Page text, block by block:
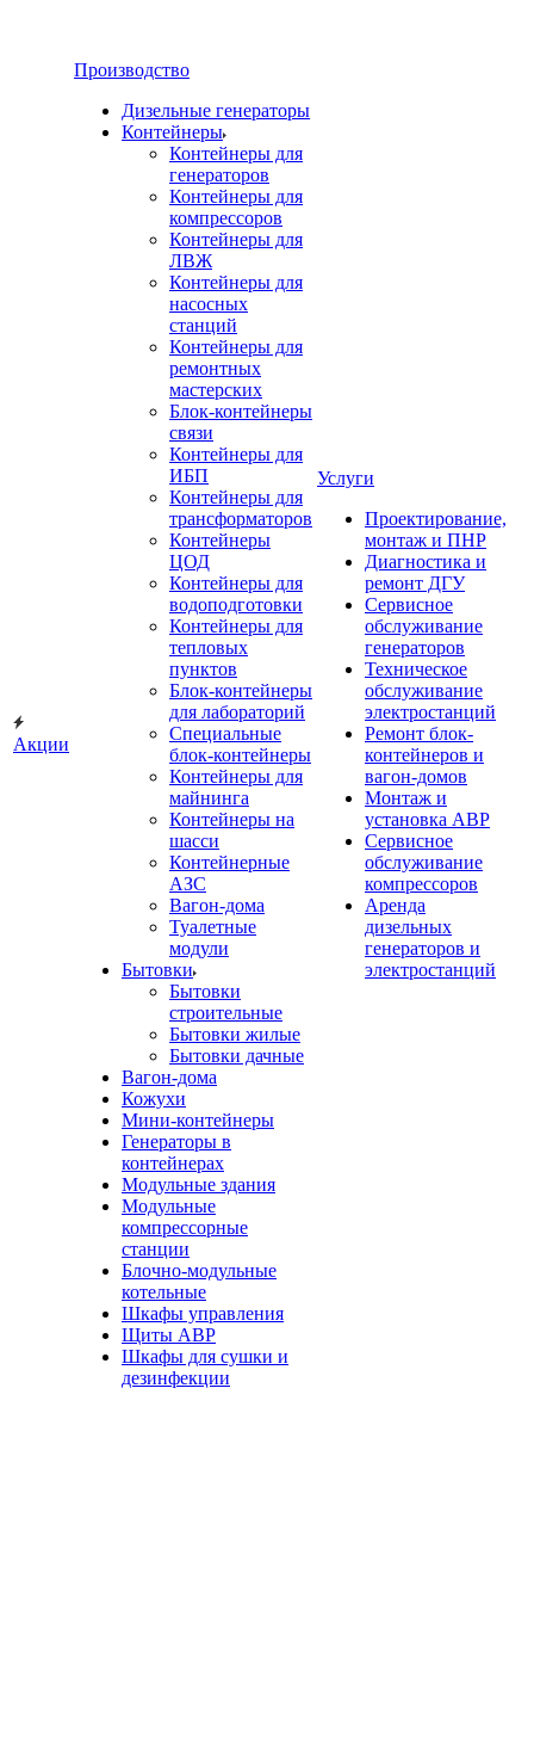
Акции
Производство
Дизельные генераторы
Контейнеры
Контейнеры для
генераторов
Контейнеры для
компрессоров
Контейнеры для
ЛВЖ
Контейнеры для
насосных
станций
Контейнеры для
ремонтных
мастерских
Блок-контейнеры
связи
Контейнеры для
ИБП
Контейнеры для
трансформаторов
Контейнеры
ЦОД
Контейнеры для
водоподготовки
Контейнеры для
тепловых
пунктов
Блок-контейнеры
для лабораторий
Специальные
блок-контейнеры
Контейнеры для
майнинга
Контейнеры на
шасси
Контейнерные
АЗС
Вагон-дома
Туалетные
модули
Бытовки
Бытовки
строительные
Бытовки жилые
Бытовки дачные
Вагон-дома
Кожухи
Мини-контейнеры
Генераторы в
контейнерах
Модульные здания
Модульные
компрессорные
станции
Блочно-модульные
котельные
Шкафы управления
Щиты АВР
Шкафы для сушки и
дезинфекции
Услуги
Проектирование,
монтаж и ПНР
Диагностика и
ремонт ДГУ
Сервисное
обслуживание
генераторов
Техническое
обслуживание
электростанций
Ремонт блок-
контейнеров и
вагон-домов
Монтаж и
установка АВР
Сервисное
обслуживание
компрессоров
Аренда
дизельных
генераторов и
электростанций